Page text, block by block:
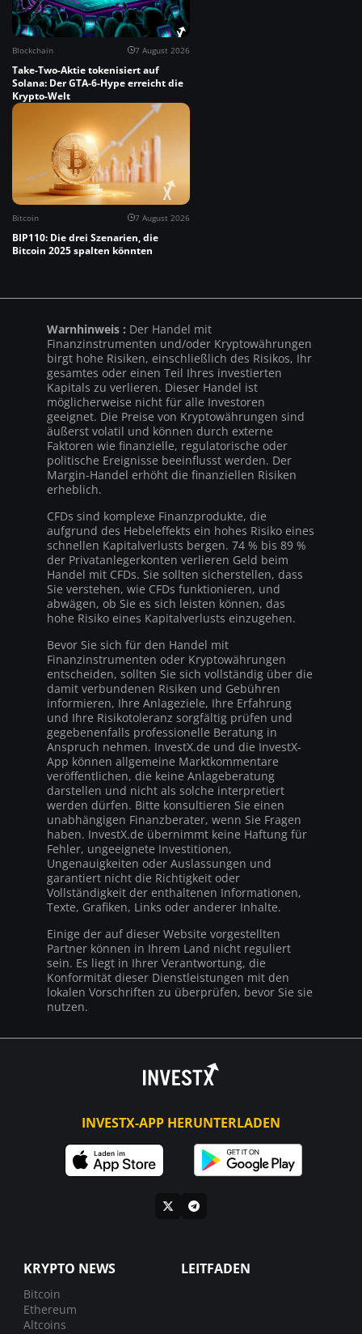
Blockchain 7 August 2026
Take-Two-Aktie tokenisiert auf
Solana: Der GTA-6-Hype erreicht die
Krypto-Welt
Bitcoin 7 August 2026
BIP110: Die drei Szenarien, die
Bitcoin 2025 spalten könnten
Warnhinweis : Der Handel mit
Finanzinstrumenten und/oder Kryptowährungen
birgt hohe Risiken, einschließlich des Risikos, Ihr
gesamtes oder einen Teil Ihres investierten
Kapitals zu verlieren. Dieser Handel ist
möglicherweise nicht für alle Investoren
geeignet. Die Preise von Kryptowährungen sind
äußerst volatil und können durch externe
Faktoren wie finanzielle, regulatorische oder
politische Ereignisse beeinflusst werden. Der
Margin-Handel erhöht die finanziellen Risiken
erheblich.
CFDs sind komplexe Finanzprodukte, die
aufgrund des Hebeleffekts ein hohes Risiko eines
schnellen Kapitalverlusts bergen. 74 % bis 89 %
der Privatanlegerkonten verlieren Geld beim
Handel mit CFDs. Sie sollten sicherstellen, dass
Sie verstehen, wie CFDs funktionieren, und
abwägen, ob Sie es sich leisten können, das
hohe Risiko eines Kapitalverlusts einzugehen.
Bevor Sie sich für den Handel mit
Finanzinstrumenten oder Kryptowährungen
entscheiden, sollten Sie sich vollständig über die
damit verbundenen Risiken und Gebühren
informieren, Ihre Anlageziele, Ihre Erfahrung
und Ihre Risikotoleranz sorgfältig prüfen und
gegebenenfalls professionelle Beratung in
Anspruch nehmen. InvestX.de und die InvestX-
App können allgemeine Marktkommentare
veröffentlichen, die keine Anlageberatung
darstellen und nicht als solche interpretiert
werden dürfen. Bitte konsultieren Sie einen
unabhängigen Finanzberater, wenn Sie Fragen
haben. InvestX.de übernimmt keine Haftung für
Fehler, ungeeignete Investitionen,
Ungenauigkeiten oder Auslassungen und
garantiert nicht die Richtigkeit oder
Vollständigkeit der enthaltenen Informationen,
Texte, Grafiken, Links oder anderer Inhalte.
Einige der auf dieser Website vorgestellten
Partner können in Ihrem Land nicht reguliert
sein. Es liegt in Ihrer Verantwortung, die
Konformität dieser Dienstleistungen mit den
lokalen Vorschriften zu überprüfen, bevor Sie sie
nutzen.
INVESTX-APP HERUNTERLADEN
KRYPTO NEWS
Bitcoin
Ethereum
Altcoins
LEITFADEN